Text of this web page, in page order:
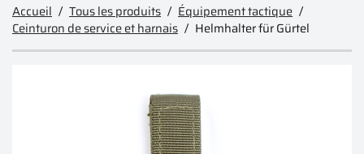
Accueil Tous les produits
Équipement tactique
Ceinturon de service et harnais
Helmhalter für Gürtel